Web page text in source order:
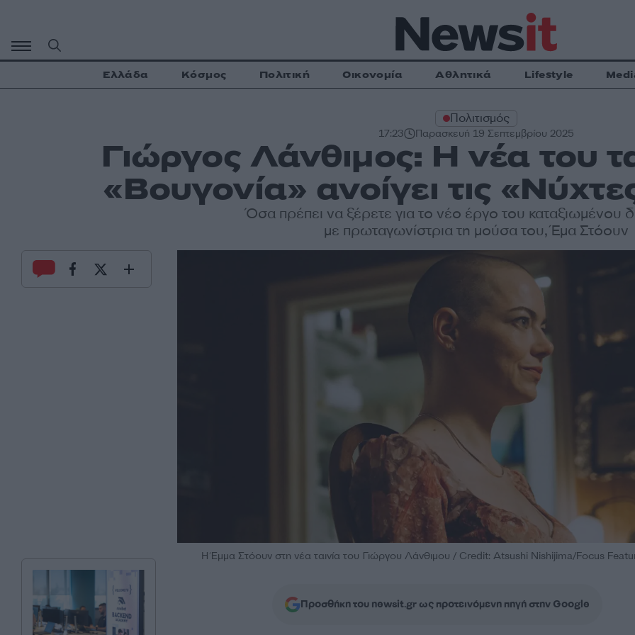
περιεχόμενο
Ελλάδα Κόσμος Πολιτική Οικονομία Αθλητικά Lifestyle
Πολιτισμός
17:23 Παρασκευή 19 Σεπτεμβρίου 2025
Γιώργος Λάνθιμος: Η νέα του
«Βουγονία» ανοίγει τις
Όσα πρέπει να ξέρετε για το νέο έργο του καταξιωμένου
με πρωταγωνίστρια τη μούσα του, Έμα Στόουν
H Έμμα Στόουν στη νέα ταινία του Γιώργου Λάνθιμου / Credit: Atsushi Nishijima/Focus
Προσθήκη του newsit.gr ως προτεινόμενη πηγή στην Google